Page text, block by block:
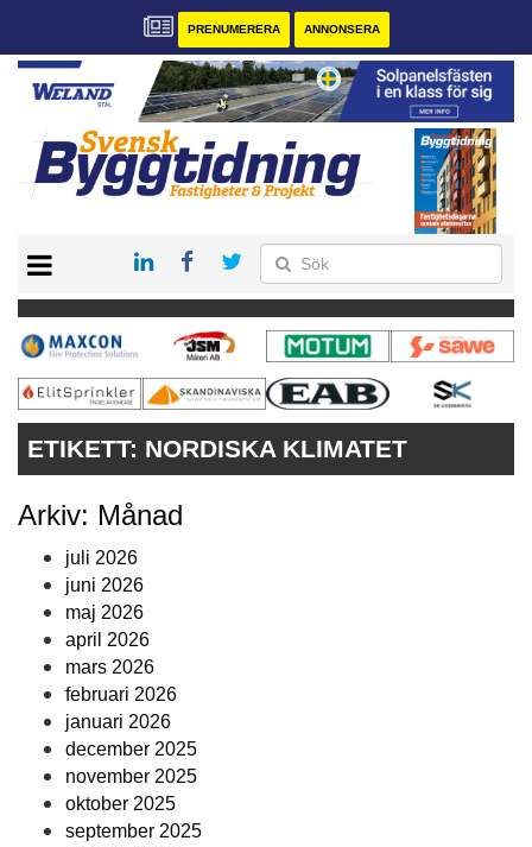
PRENUMERERA ANNONSERA
PRENUMERERA
VÅRA ANDRA MAGASIN
ANNONSERA
KONTAKT
ETIKETT: NORDISKA KLIMATET
Arkiv: Månad
juli 2026
juni 2026
maj 2026
april 2026
mars 2026
februari 2026
januari 2026
december 2025
november 2025
oktober 2025
september 2025